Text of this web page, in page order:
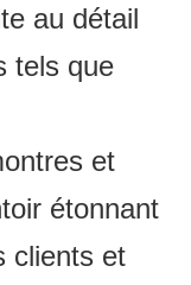
au détail
tels que
et
étonnant
clients et